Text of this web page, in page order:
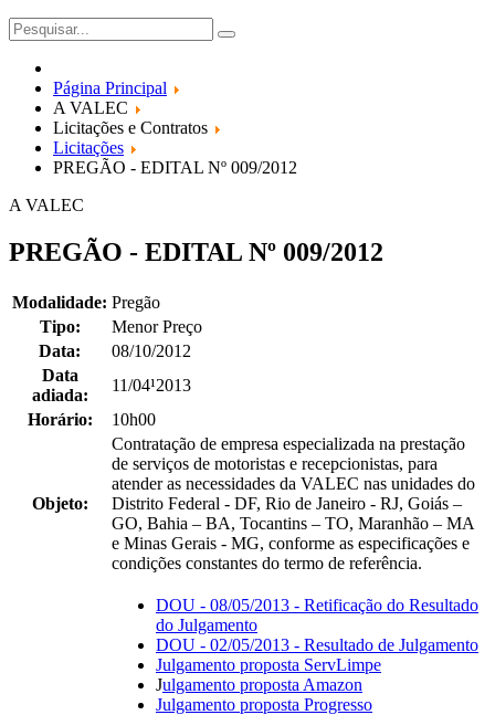
Página Principal
A VALEC
Licitações e Contratos
Licitações
PREGÃO - EDITAL Nº 009/2012
A VALEC
PREGÃO - EDITAL Nº 009/2012
Modalidade: Pregão
Tipo:
Menor Preço
Data:
08/10/2012
Data
adiada:
11/04¹2013
Horário:
10h00
Objeto:
Contratação de empresa especializada na prestação
de serviços de motoristas e recepcionistas, para
atender as necessidades da VALEC nas unidades do
Distrito Federal - DF, Rio de Janeiro - RJ, Goiás –
GO, Bahia – BA, Tocantins – TO, Maranhão – MA
e Minas Gerais - MG, conforme as especificações e
condições constantes do termo de referência.
DOU - 08/05/2013 - Retificação do Resultado
do Julgamento
DOU - 02/05/2013 - Resultado de Julgamento
Julgamento proposta ServLimpe
Julgamento proposta Amazon
Julgamento proposta Progresso